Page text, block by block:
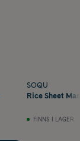
SOQU
Rice Sheet
FINNS I LAGER